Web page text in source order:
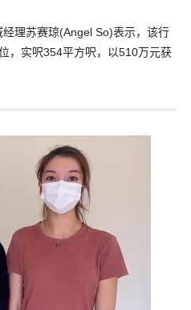
理苏赛琼(Angel So)表示，该行
，实呎354平方呎，以510万元获